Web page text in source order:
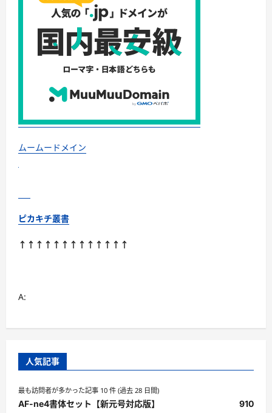
ムームードメイン
ピカキチ叢書
↑↑↑↑↑↑↑↑↑↑↑↑↑
A:
人気記事
最も訪問者が多かった記事 10 件 (過去 28 日間)
AF-ne4書体セット【新元号対応版】 910